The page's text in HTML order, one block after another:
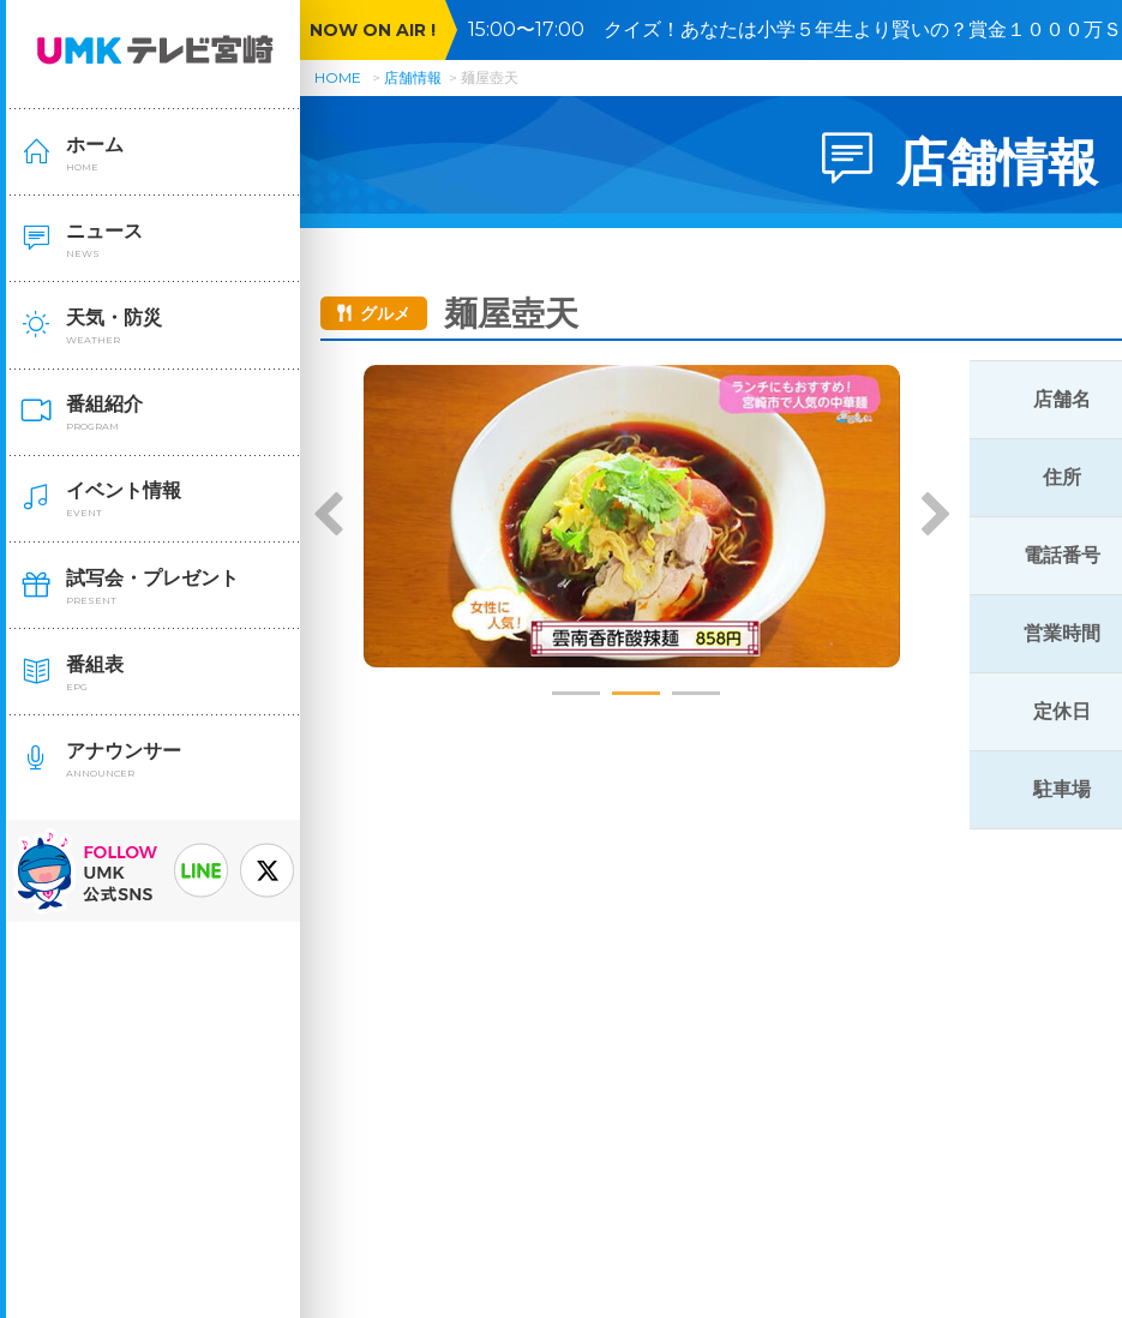
ホーム
HOME
ニュース
NEWS
天気・防災
WEATHER
番組紹介
PROGRAM
イベント情報
EVENT
試写会・プレゼント
PRESENT
番組表
EPG
アナウンサー
ANNOUNCER
NOW ON AIR ! 15:00〜17:00 クイズ！あなたは小学５年生より賢いの？賞金１０００万
HOME 店舗情報 麺屋壺天
店舗情報
グルメ 麺屋壺天
店舗名
住所
電話番号
営業時間
定休日
駐車場